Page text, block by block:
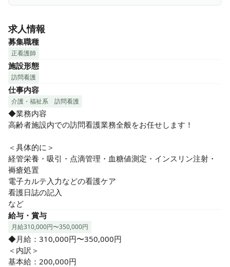
「楽しく仕事をしよう！」という理念を胸に、スタッフも一
い職場で、勤務中に気づいたことや想いなど、何でも気軽に
相談できます♪
★多様なキャリアパス
幅広い事業展開により、様々な分野でキャリアを積むことが
できます。
「福祉で創る、ワクワクするまちづくり」をコンセプトに、
地域社会に貢献ています。福祉に留まらず、「自分も、誰か
も、社会も幸せにしていく」ことを本気で届けている会社な
ので、人としても成長していける環境です♪
★施設内訪問で心身の負担も軽減（残業ほぼなし）
2023年2月にオープンした綺麗な施設♪
施設内訪問看護が中心！介護業務は基本的になく、移動や個
人宅への訪問はないので、身体的にも負担が少ないです。ま
た、近くのスタッフとすぐに助け合うことができたり、業務
効率もよく、利用者様にしっかりと向き合えるのも魅力で
す！
求人情報
募集職種
正看護師
施設形態
訪問看護
仕事内容
介護・福祉系 訪問看護
◆業務内容
高齢者施設内での訪問看護業務全般をお任せします！
＜具体的に＞
経管栄養・吸引・点滴管理・血糖値測定・インスリン注射・
褥瘡処置
電子カルテ入力などの看護ケア
看護日誌の記入
など
給与・賞与
月給310,000円〜350,000円
◆月給：310,000円〜350,000円
＜内訳＞
基本給：200,000円